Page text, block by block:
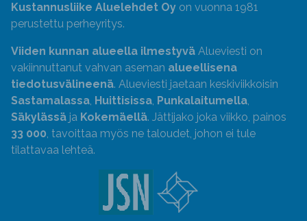
Kustannusliike Aluelehdet Oy on vuonna 1981
perustettu perheyritys.
Viiden kunnan alueella ilmestyvä Alueviesti on
vakiinnuttanut vahvan aseman alueellisena
tiedotusvälineenä. Alueviesti jaetaan keskiviikkoisin
Sastamalassa, Huittisissa, Punkalaitumella,
Säkylässä ja Kokemäellä. Jättijako joka viikko, painos
33 000, tavoittaa myös ne taloudet, johon ei tule
tilattavaa lehteä.